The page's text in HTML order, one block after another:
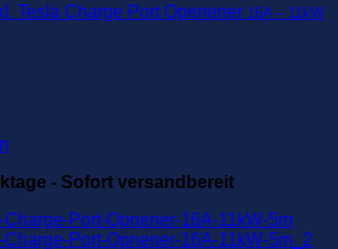
Tesla Charge Port Openener 16A – 11kW
- Sofort versandbereit